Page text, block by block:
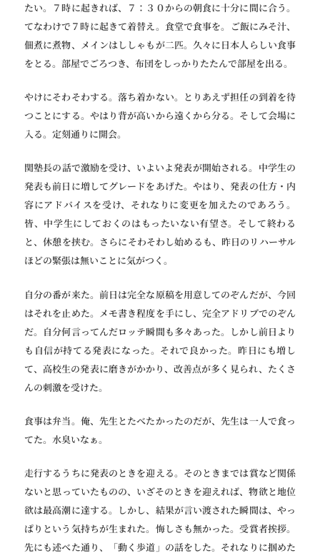
たい。７時に起きれば、７：３０からの朝食に十分に間に合う。
てなわけで７時に起きて着替え。食堂で食事を。ご飯にみそ汁、
佃煮に煮物、メインはししゃもが二匹。久々に日本人らしい食事
をとる。部屋でごろつき、布団をしっかりたたんで部屋を出る。
やけにそわそわする。落ち着かない。とりあえず担任の到着を待
つことにする。やはり背が高いから遠くから分る。そして会場に
入る。定刻通りに開会。
関塾長の話で激励を受け、いよいよ発表が開始される。中学生の
発表も前日に増してグレードをあげた。やはり、発表の仕方・内
容にアドバイスを受け、それなりに変更を加えたのであろう。
皆、中学生にしておくのはもったいない有望さ。そして終わる
と、休憩を挟む。さらにそわそわし始めるも、昨日のリハーサル
ほどの緊張は無いことに気がつく。
自分の番が来た。前日は完全な原稿を用意してのぞんだが、今回
はそれを止めた。メモ書き程度を手にし、完全アドリブでのぞん
だ。自分何言ってんだロッテ瞬間も多々あった。しかし前日より
も自信が持てる発表になった。それで良かった。昨日にも増し
て、高校生の発表に磨きがかかり、改善点が多く見られ、たくさ
んの刺激を受けた。
食事は弁当。俺、先生とたべたかったのだが、先生は一人で食っ
てた。水臭いなぁ。
走行するうちに発表のときを迎える。そのときまでは賞など関係
ないと思っていたものの、いざそのときを迎えれば、物欲と地位
欲は最高潮に達する。しかし、結果が言い渡された瞬間は、やっ
ぱりという気持ちが生まれた。悔しさも無かった。受賞者挨拶。
先にも述べた通り、「動く歩道」の話をした。それなりに掴めた